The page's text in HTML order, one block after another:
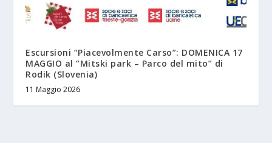
Escursioni “Piacevolmente Carso”: DOMENICA 17
MAGGIO al “Mitski park – Parco del mito” di
Rodik (Slovenia)
11 Maggio 2026